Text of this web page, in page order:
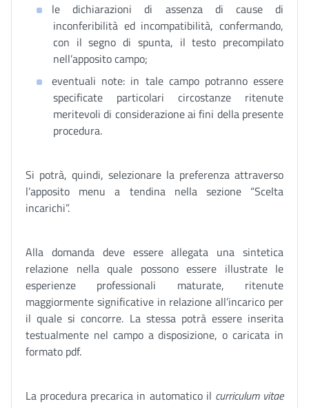
le dichiarazioni di assenza di cause di
inconferibilità ed incompatibilità, confermando,
con il segno di spunta, il testo precompilato
nell’apposito campo;
eventuali note: in tale campo potranno essere
specificate particolari circostanze ritenute
meritevoli di considerazione ai fini della presente
procedura.
Si potrà, quindi, selezionare la preferenza attraverso
l’apposito menu a tendina nella sezione “Scelta
incarichi”.
Alla domanda deve essere allegata una sintetica
relazione nella quale possono essere illustrate le
esperienze professionali maturate, ritenute
maggiormente significative in relazione all’incarico per
il quale si concorre. La stessa potrà essere inserita
testualmente nel campo a disposizione, o caricata in
formato pdf.
La procedura precarica in automatico il curriculum vitae